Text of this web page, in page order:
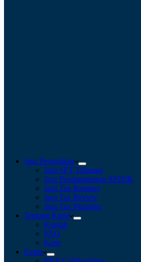
Jasa Perpajakan
Jasa SPT Tahunan
Jasa Pendampingan SP2DK
Jasa Tax Retainer
Jasa Tax Review
Jasa Tax Planning
Tentang Kami
Kontak
FAQ
Karir
Event